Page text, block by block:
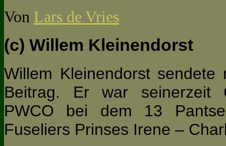
Von Lars de Vries
(c) Willem Kleinendorst
Willem Kleinendorst
Beitrag. Er war seinerzeit
PWCO bei dem 13
Fuseliers Prinses Irene –